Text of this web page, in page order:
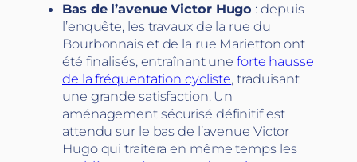
Bas de l’avenue Victor Hugo : depuis
l’enquête, les travaux de la rue du
Bourbonnais et de la rue Marietton ont
été finalisés, entraînant une forte hausse
de la fréquentation cycliste, traduisant
une grande satisfaction. Un
aménagement sécurisé définitif est
attendu sur le bas de l’avenue Victor
Hugo qui traitera en même temps les